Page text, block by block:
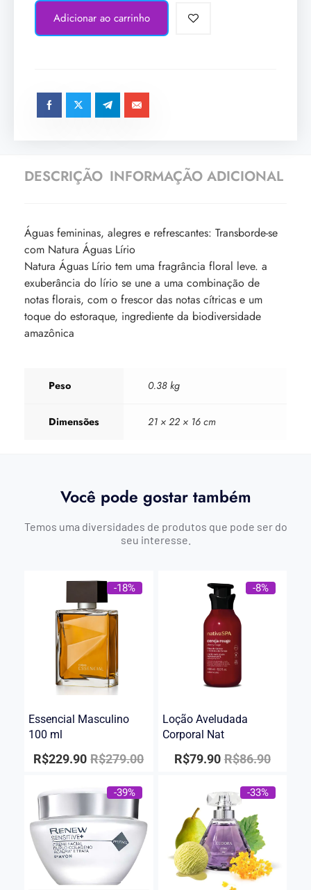
Adicionar ao carrinho
DESCRIÇÃO INFORMAÇÃO ADICIONAL
Águas femininas, alegres e refrescantes: Transborde-se
com Natura Águas Lírio
Natura Águas Lírio tem uma fragrância floral leve. a
exuberância do lírio se une a uma combinação de
notas florais, com o frescor das notas cítricas e um
toque do estoraque, ingrediente da biodiversidade
amazônica
Peso 0.38 kg
Dimensões 21 × 22 × 16 cm
Você pode gostar também
Temos uma diversidades de produtos que pode ser do
seu interesse.
-18%
Essencial Masculino
100 ml
R$279.00
R$229.90
-8%
Loção Aveludada
Corporal Nat
R$86.90
R$79.90
-39% -33%